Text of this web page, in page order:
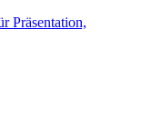
Präsentation,